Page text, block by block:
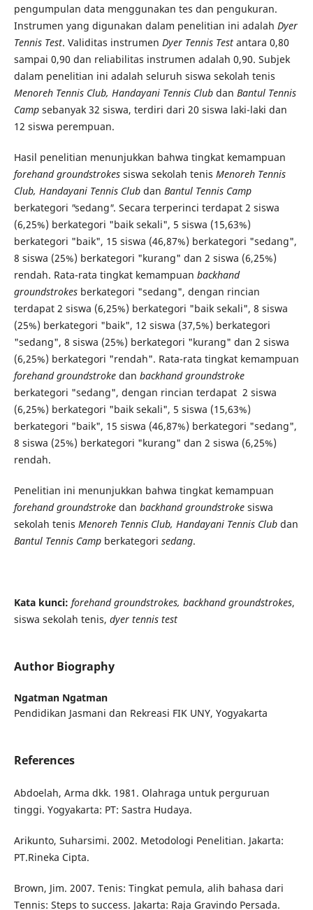
pengumpulan data menggunakan tes dan pengukuran.
Instrumen yang digunakan dalam penelitian ini adalah Dyer
Tennis Test. Validitas instrumen Dyer Tennis Test antara 0,80
sampai 0,90 dan reliabilitas instrumen adalah 0,90. Subjek
dalam penelitian ini adalah seluruh siswa sekolah tenis
Menoreh Tennis Club, Handayani Tennis Clubdan Bantul Tennis
Campsebanyak 32 siswa, terdiri dari 20 siswa laki-laki dan
12 siswa perempuan.
Hasil penelitian menunjukkan bahwa tingkat kemampuan
forehand groundstrokes siswa sekolah tenis Menoreh Tennis
Club, Handayani Tennis Club dan Bantul Tennis Camp
berkategori "sedang". Secara terperinci terdapat 2 siswa
(6,25%) berkategori "baik sekali", 5 siswa (15,63%)
berkategori "baik", 15 siswa (46,87%) berkategori "sedang",
8 siswa (25%) berkategori "kurang" dan 2 siswa (6,25%)
rendah. Rata-rata tingkat kemampuan backhand
groundstrokes berkategori "sedang", dengan rincian
terdapat 2 siswa (6,25%) berkategori "baik sekali", 8 siswa
(25%) berkategori "baik", 12 siswa (37,5%) berkategori
"sedang", 8 siswa (25%) berkategori "kurang" dan 2 siswa
(6,25%) berkategori "rendah". Rata-rata tingkat kemampuan
forehand groundstrokedan backhand groundstroke
berkategori "sedang", dengan rincian terdapat 2 siswa
(6,25%) berkategori "baik sekali", 5 siswa (15,63%)
berkategori "baik", 15 siswa (46,87%) berkategori "sedang",
8 siswa (25%) berkategori "kurang" dan 2 siswa (6,25%)
rendah.
Penelitian ini menunjukkan bahwa tingkat kemampuan
forehand groundstroke dan backhand groundstroke siswa
sekolah tenis Menoreh Tennis Club, Handayani Tennis Club dan
Bantul Tennis Camp berkategori sedang.
Kata kunci: forehand groundstrokes, backhand groundstrokes,
siswa sekolah tenis, dyer tennis test
Author Biography
Ngatman Ngatman
Pendidikan Jasmani dan Rekreasi FIK UNY, Yogyakarta
References
Abdoelah, Arma dkk. 1981. Olahraga untuk perguruan
tinggi. Yogyakarta: PT: Sastra Hudaya.
Arikunto, Suharsimi. 2002. Metodologi Penelitian. Jakarta:
PT.Rineka Cipta.
Brown, Jim. 2007. Tenis: Tingkat pemula, alih bahasa dari
Tennis: Steps to success. Jakarta: Raja Gravindo Persada.